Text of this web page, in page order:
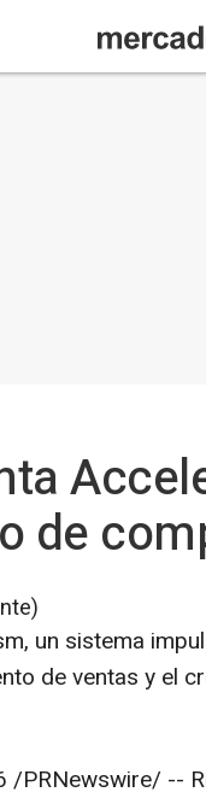
de
un sistema
de ventas y el
/PRNewswire/ --